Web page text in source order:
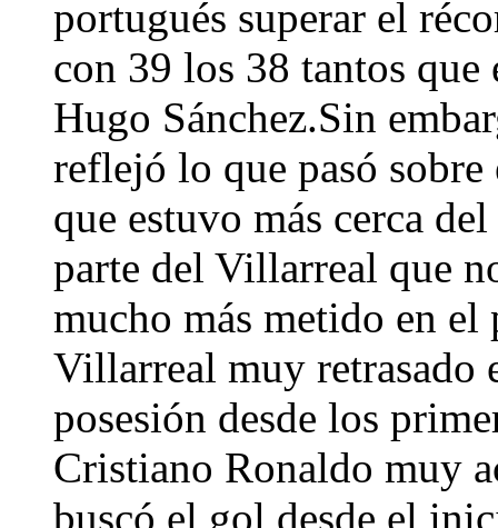
portugués superar el
con 39 los 38 tantos
Hugo Sánchez.Sin
reflejó lo que pasó
que estuvo más cerca
parte del Villarreal que
mucho más metido en
Villarreal muy retrasado
posesión desde los
Cristiano Ronaldo muy
buscó el gol desde el